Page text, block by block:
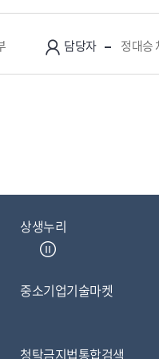
담당자 정대승
상생누리
중소기업기술마켓
청탁금지법통합검색